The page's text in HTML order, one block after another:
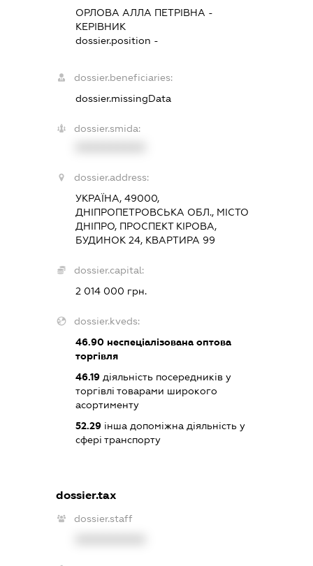
ОРЛОВА АЛЛА ПЕТРІВНА -
КЕРІВНИК
dossier.position -
dossier.beneficiaries:
dossier.missingData
dossier.smida:
dossier.address:
УКРАЇНА, 49000,
ДНІПРОПЕТРОВСЬКА ОБЛ., МІСТО
ДНІПРО, ПРОСПЕКТ КІРОВА,
БУДИНОК 24, КВАРТИРА 99
dossier.capital:
2 014 000 грн.
dossier.kveds:
46.90 неспеціалізована оптова
торгівля
46.19 діяльність посередників у
торгівлі товарами широкого
асортименту
52.29 інша допоміжна діяльність у
сфері транспорту
dossier.tax
dossier.staff